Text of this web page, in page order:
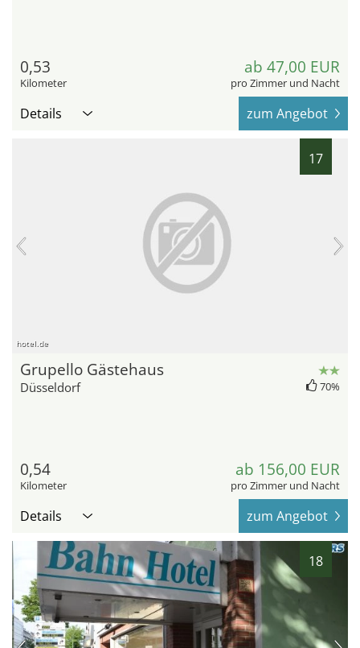
0,53
Kilometer
ab 47,00 EUR
pro Zimmer und Nacht
Details zum Angebot
17
hotel.de
Grupello Gästehaus
Düsseldorf 70%
0,54
Kilometer
ab 156,00 EUR
pro Zimmer und Nacht
Details zum Angebot
18